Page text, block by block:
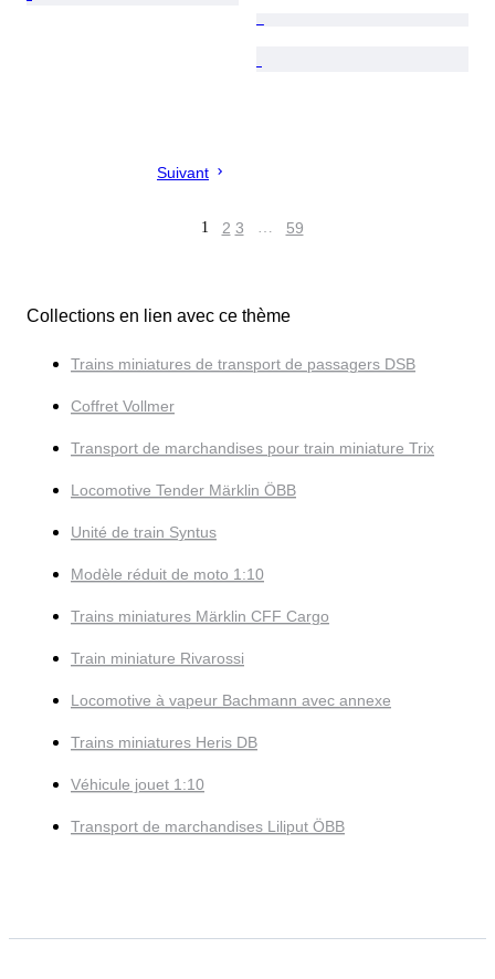
Suivant
1 2 3 … 59
Collections en lien avec ce thème
Trains miniatures de transport de passagers DSB
Coffret Vollmer
Transport de marchandises pour train miniature Trix
Locomotive Tender Märklin ÖBB
Unité de train Syntus
Modèle réduit de moto 1:10
Trains miniatures Märklin CFF Cargo
Train miniature Rivarossi
Locomotive à vapeur Bachmann avec annexe
Trains miniatures Heris DB
Véhicule jouet 1:10
Transport de marchandises Liliput ÖBB